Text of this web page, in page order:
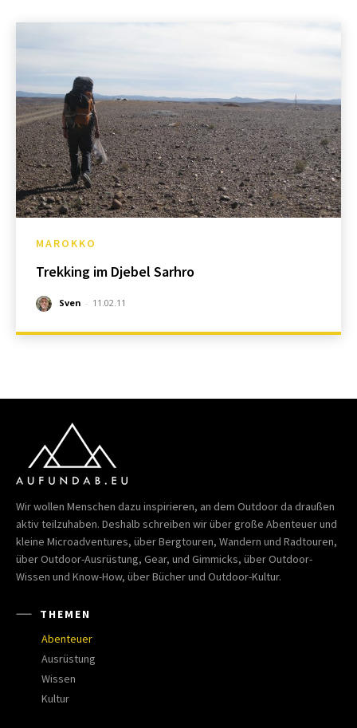
MAROKKO
Trekking im Djebel Sarhro
Sven - 11.02.11
Wir wollen Menschen dazu inspirieren, an dem Outdoor da draußen
aktiv teilzuhaben. Deshalb schreiben wir über große Abenteuer und
kleine Microadventures, über Bergtouren, Wandern und Radtouren,
über Outdoor-Ausrüstung, Gear, und Gimmicks, über Outdoor-
Wissen und Know-How, über Bücher und Outdoor-Kultur.
THEMEN
Abenteuer
Ausrüstung
Wissen
Kultur